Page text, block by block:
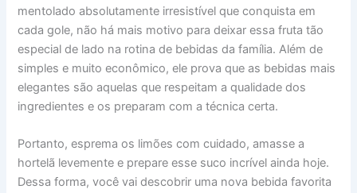
mentolado absolutamente irresistível que conquista em
cada gole, não há mais motivo para deixar essa fruta tão
especial de lado na rotina de bebidas da família. Além de
simples e muito econômico, ele prova que as bebidas mais
elegantes são aquelas que respeitam a qualidade dos
ingredientes e os preparam com a técnica certa.
Portanto, esprema os limões com cuidado, amasse a
hortelã levemente e prepare esse suco incrível ainda hoje.
Dessa forma, você vai descobrir uma nova bebida favorita